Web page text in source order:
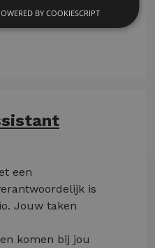
een
is
Jouw taken
komen bij jou
BY COOKIESCRIPT